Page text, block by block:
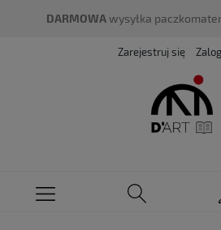
DARMOWAwysyłka
Zarejestruj się